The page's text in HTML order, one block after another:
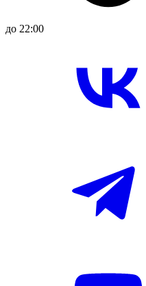
до 22:00